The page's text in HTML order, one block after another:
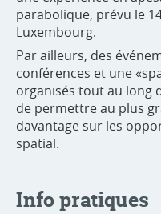
parabolique, prévu le
Luxembourg.
Par ailleurs, des
conférences et une
organisés tout au long
de permettre au plus
davantage sur les
spatial.
Info pratiques